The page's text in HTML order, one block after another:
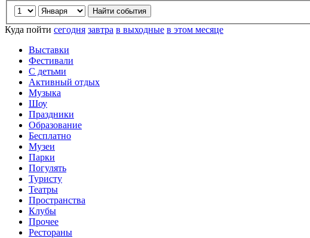
Куда пойти сегодня завтра в выходные в этом месяце
Выставки
Фестивали
С детьми
Активный отдых
Музыка
Шоу
Праздники
Образование
Бесплатно
Музеи
Парки
Погулять
Туристу
Театры
Пространства
Клубы
Прочее
Рестораны